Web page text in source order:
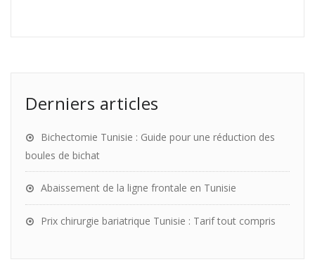
Derniers articles
Bichectomie Tunisie : Guide pour une réduction des
boules de bichat
Abaissement de la ligne frontale en Tunisie
Prix chirurgie bariatrique Tunisie : Tarif tout compris